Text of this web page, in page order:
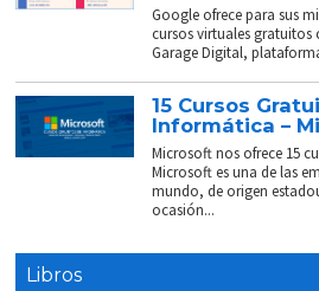
Google ofrece para sus
cursos virtuales gratuitos
Garage Digital,
15 Cursos
Informática –
Microsoft nos ofrece 15
Microsoft es una de las
mundo, de origen
ocasión...
Libros